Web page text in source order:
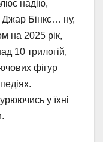
надію,
Бінкс… ну,
на 2025 рік,
10 трилогій,
фігур
у їхні